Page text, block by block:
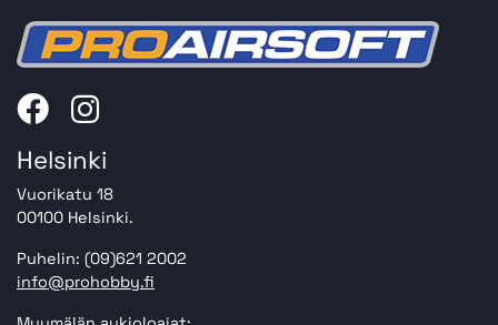
Helsinki
Vuorikatu 18
00100 Helsinki.
Puhelin: (09)621 2002
info@prohobby.fi